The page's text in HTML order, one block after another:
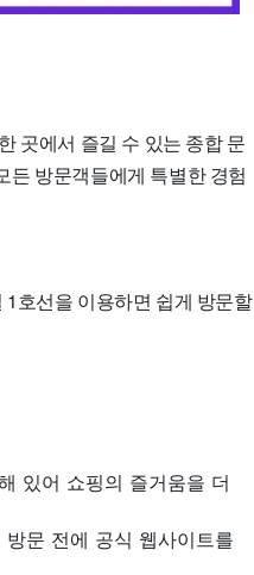
곳에서 즐길 수 있는 종합 문
든 방문객들에게 특별한 경험
호선을 이용하면 쉽게 방문할
있어 쇼핑의 즐거움을 더
문 전에 공식 웹사이트를